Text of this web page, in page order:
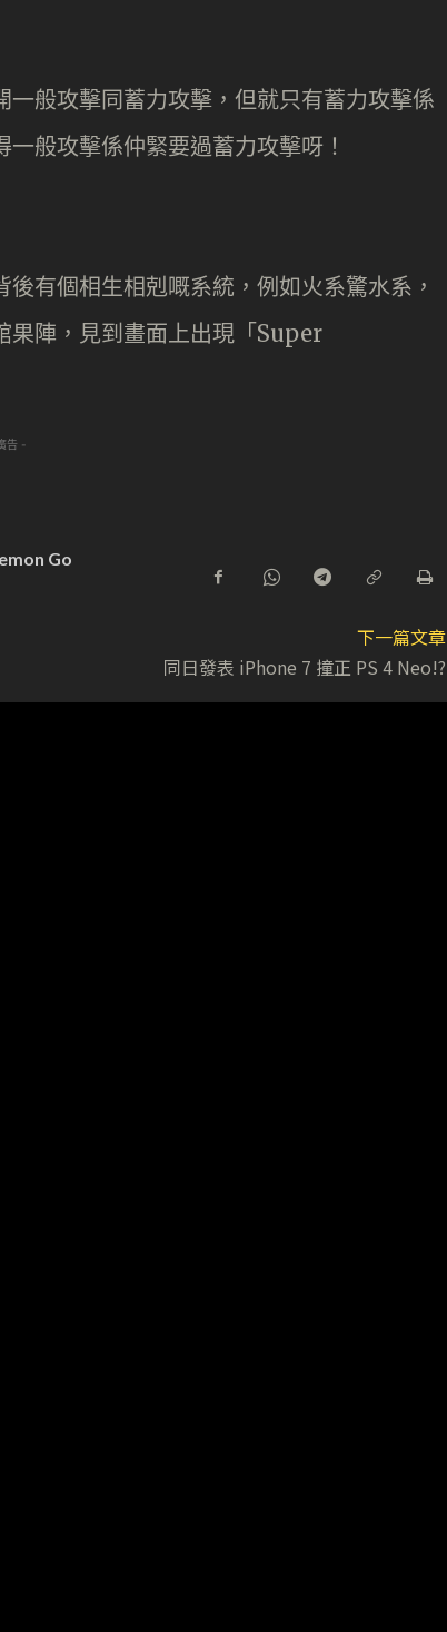
般攻擊同蓄力攻擊，但就只有蓄力攻擊係
般攻擊係仲緊要過蓄力攻擊呀！
有個相生相剋嘅系統，例如火系驚水系，
果陣，見到畫面上出現「Super
告 -
Go
下一篇文章
同日發表 iPhone 7 撞正 PS 4 Neo!?